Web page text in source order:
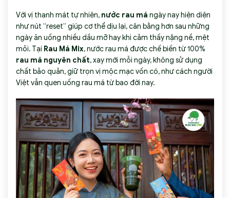
Với vị thanh mát tự nhiên, nước rau má ngày nay hiện diện
như nút “reset” giúp cơ thể dịu lại, cân bằng hơn sau những
ngày ăn uống nhiều dầu mỡ hay khi cảm thấy nặng nề, mệt
mỏi. Tại Rau Má Mix, nước rau má được chế biến từ 100%
rau má nguyên chất, xay mới mỗi ngày, không sử dụng
chất bảo quản, giữ trọn vị mộc mạc vốn có, như cách người
Việt vẫn quen uống rau má từ bao đời nay.